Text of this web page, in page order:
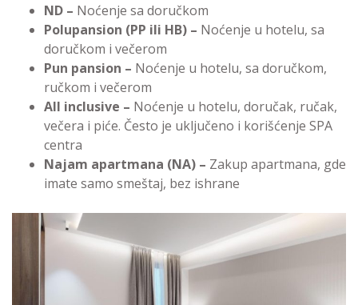
ND – Noćenje sa doručkom
Polupansion (PP ili HB) – Noćenje u hotelu, sa
doručkom i večerom
Pun pansion – Noćenje u hotelu, sa doručkom,
ručkom i večerom
All inclusive – Noćenje u hotelu, doručak, ručak,
večera i piće. Često je uključeno i korišćenje SPA
centra
Najam apartmana (NA) – Zakup apartmana, gde
imate samo smeštaj, bez ishrane